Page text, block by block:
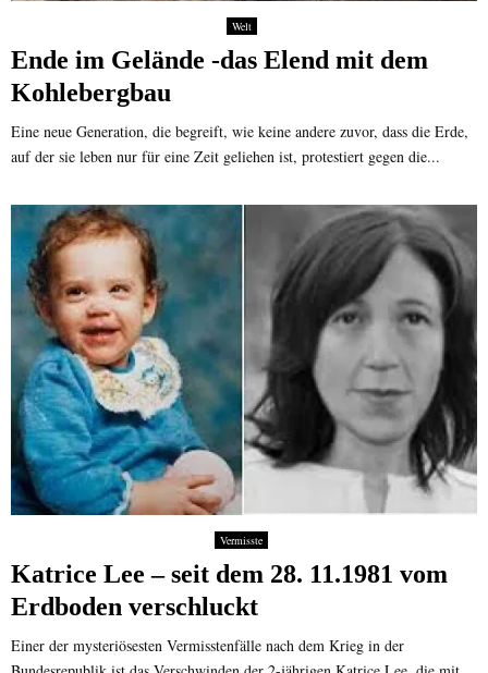
Welt
Ende im Gelände -das Elend mit dem
Kohlebergbau
Eine neue Generation, die begreift, wie keine andere zuvor, dass die Erde,
auf der sie leben nur für eine Zeit geliehen ist, protestiert gegen die...
Vermisste
Katrice Lee – seit dem 28. 11.1981 vom
Erdboden verschluckt
Einer der mysteriösesten Vermisstenfälle nach dem Krieg in der